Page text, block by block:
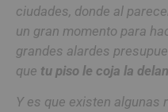
ciudades, donde al
un gran momento para
grandes alardes
que tu piso le coja la
Y es que existen algunas